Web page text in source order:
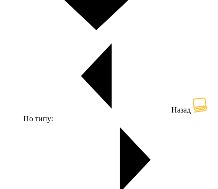
Назад
По типу: